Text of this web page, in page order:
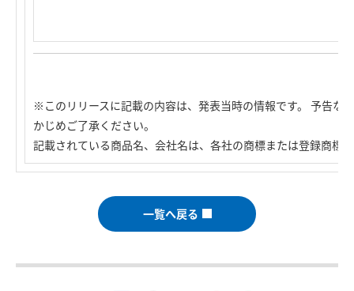
※このリリースに記載の内容は、発表当時の情報です。 予告な
かじめご了承ください。
記載されている商品名、会社名は、各社の商標または登録商標
一覧へ戻る